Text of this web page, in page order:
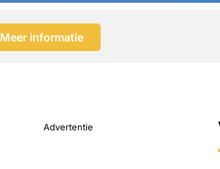
Meer informatie
Advertentie